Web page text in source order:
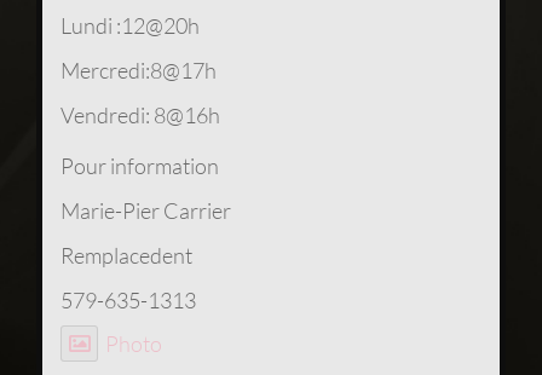
Lundi :12@20h
Mercredi:8@17h
Vendredi: 8@16h
Pour information
Marie-Pier Carrier
Remplacedent
579-635-1313
Photo